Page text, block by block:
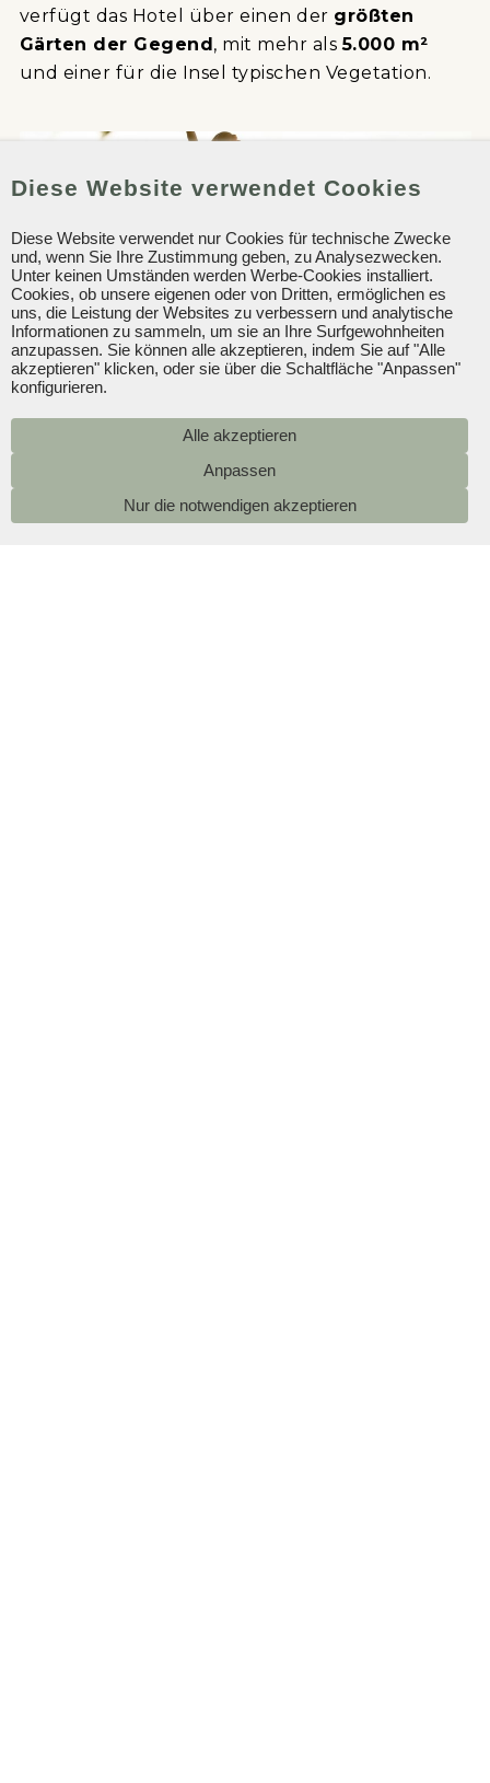
verfügt das Hotel über einen der größten
Gärten der Gegend , mit mehr als5.000 m²
und einer für die Insel typischen Vegetation.
Diese Website verwendet Cookies
Diese Website verwendet nur Cookies für technische Zwecke
und, wenn Sie Ihre Zustimmung geben, zu Analysezwecken.
Unter keinen Umständen werden Werbe-Cookies installiert.
Cookies, ob unsere eigenen oder von Dritten, ermöglichen es
uns, die Leistung der Websites zu verbessern und analytische
Informationen zu sammeln, um sie an Ihre Surfgewohnheiten
anzupassen. Sie können alle akzeptieren, indem Sie auf "Alle
akzeptieren" klicken, oder sie über die Schaltfläche "Anpassen"
konfigurieren.
Alle akzeptieren
Nur die notwendigen akzeptieren